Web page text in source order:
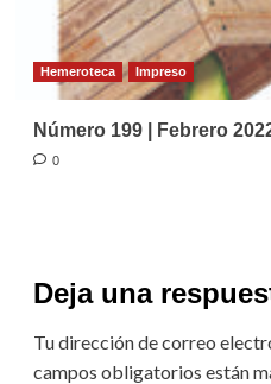
Hemeroteca Impreso
Número 199 | Febrero
0
Deja una
Tu dirección de correo
campos obligatorios están